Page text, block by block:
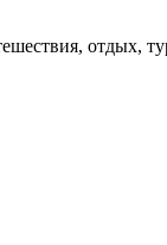
отдых,